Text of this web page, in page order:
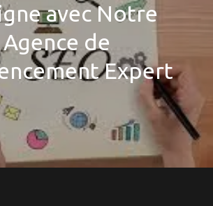
avec Notre
Agence de
Expert